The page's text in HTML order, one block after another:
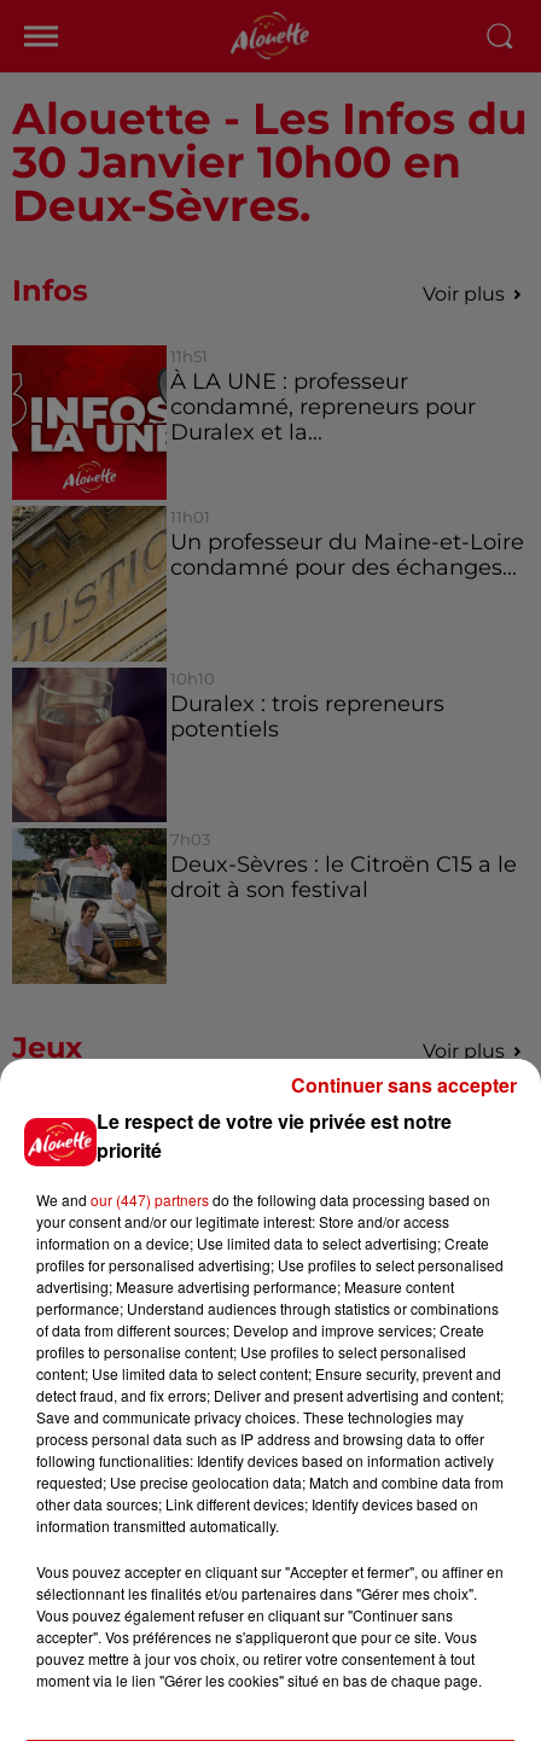
Alouette - Les Infos du
30 Janvier 10h00 en
Deux-Sèvres.
Infos Voir plus
11h51
À LA UNE : professeur
condamné, repreneurs pour
Duralex et la...
11h01
Un professeur du Maine-et-Loire
condamné pour des échanges...
10h10
Duralex : trois repreneurs
potentiels
7h03
Deux-Sèvres : le Citroën C15 a le
droit à son festival
Jeux Voir plus
Gagnez vos places pour le
Festival du Roi Arthur 2026 !
Gagnez vos entrées pour le
Musée du Sport Automobile au
Mans !
Alouette vous invite à
Futuroscope Xperiences !
Le Duel - Gagnez votre balade
en jet ski !
Le respect de votre vie privée est notre
priorité
We and our (447) partnersdo the following data processing based on
your consent and/or our legitimate interest: Store and/or access
information on a device; Use limited data to select advertising; Create
profiles for personalised advertising; Use profiles to select personalised
advertising; Measure advertising performance; Measure content
performance; Understand audiences through statistics or combinations
of data from different sources; Develop and improve services; Create
profiles to personalise content; Use profiles to select personalised
content; Use limited data to select content; Ensure security, prevent and
detect fraud, and fix errors; Deliver and present advertising and content;
Save and communicate privacy choices. These technologies may
process personal data such as IP address and browsing data to offer
following functionalities: Identify devices based on information actively
requested; Use precise geolocation data; Match and combine data from
other data sources; Link different devices; Identify devices based on
information transmitted automatically.
Vous pouvez accepter en cliquant sur "Accepter et fermer", ou affiner en
sélectionnant les finalités et/ou partenaires dans "Gérer mes choix".
Vous pouvez également refuser en cliquant sur "Continuer sans
accepter". Vos préférences ne s'appliqueront que pour ce site. Vous
pouvez mettre à jour vos choix, ou retirer votre consentement à tout
moment via le lien "Gérer les cookies" situé en bas de chaque page.
Continuer sans accepter